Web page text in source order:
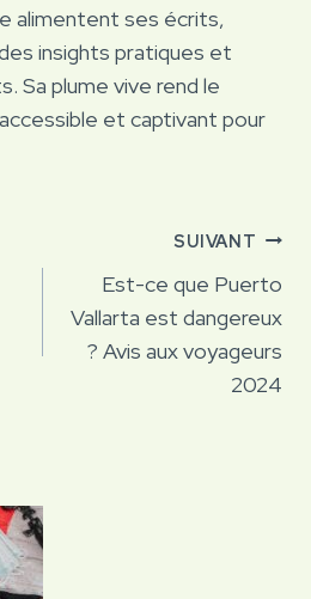
alimentent ses écrits,
insights pratiques et
Sa plume vive rend le
et captivant pour
SUIVANT
Est-ce que Puerto
Vallarta est dangereux
? Avis aux voyageurs
2024